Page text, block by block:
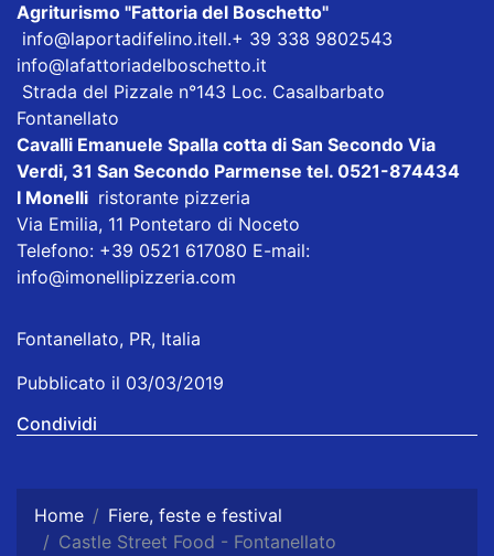
Agriturismo "Fattoria del Boschetto"
info@laportadifelino.itell.+ 39 338 9802543
info@lafattoriadelboschetto.it
Strada del Pizzale n°143 Loc. Casalbarbato
Fontanellato
Cavalli Emanuele Spalla cotta di San Secondo Via
Verdi, 31 San Secondo Parmense tel. 0521-874434
I Monelli ristorante pizzeria
Via Emilia, 11 Pontetaro di Noceto
Telefono: +39 0521 617080 E-mail:
info@imonellipizzeria.com
Fontanellato, PR, Italia
Pubblicato il 03/03/2019
Condividi
Home
Fiere, feste e festival
Castle Street Food - Fontanellato